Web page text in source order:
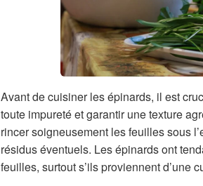
Avant de cuisiner les épinards, il est
toute impureté et garantir une texture
rincer soigneusement les feuilles sous
résidus éventuels. Les épinards ont
feuilles, surtout s’ils proviennent d’une